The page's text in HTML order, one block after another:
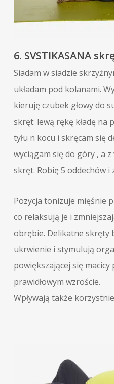
6. SVSTIKASANA
Siadam w siadzie
układam pod kolanami.
kieruję czubek głowy do
skręt: lewą rękę kładę na
tyłu n kocu i skręcam się
wyciągam się do góry , a
skręt. Robię 5 oddechów i
Pozycja tonizuje mięśnie
co relaksują je i
obrębie. Delikatne skręty
ukrwienie i stymulują
powiększającej się macicy
prawidłowym wzroście.
Wpływają także